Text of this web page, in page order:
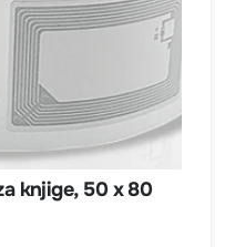
knjige, 50 x 80